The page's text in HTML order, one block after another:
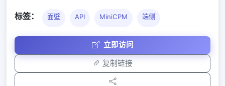
标签： 面壁 API MiniCPM 端侧
立即访问
复制链接